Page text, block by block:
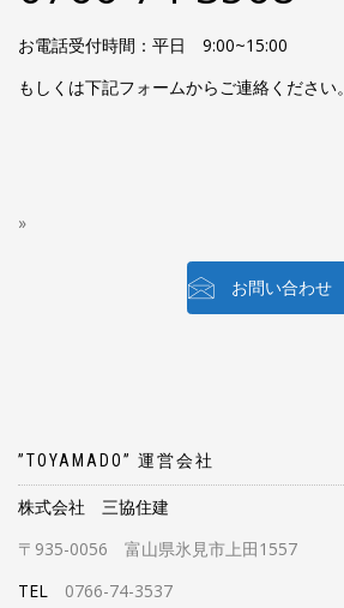
お電話受付時間：平日 9:00~15:00
もしくは下記フォームからご連絡ください。
お問い合わせ
”TOYAMADO” 運営会社
株式会社 三協住建
〒935-0056 富山県氷見市上田1557
TEL 0766-74-3537